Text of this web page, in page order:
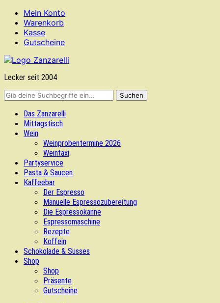
Mein Konto
Warenkorb
Kasse
Gutscheine
Lecker seit 2004
Das Zanzarelli
Mittagstisch
Wein
Weinprobentermine 2026
Weintaxi
Partyservice
Pasta & Saucen
Kaffeebar
Der Espresso
Manuelle Espressozubereitung
Die Espressokanne
Espressomaschine
Rezepte
Koffein
Schokolade & Süsses
Shop
Shop
Präsente
Gutscheine